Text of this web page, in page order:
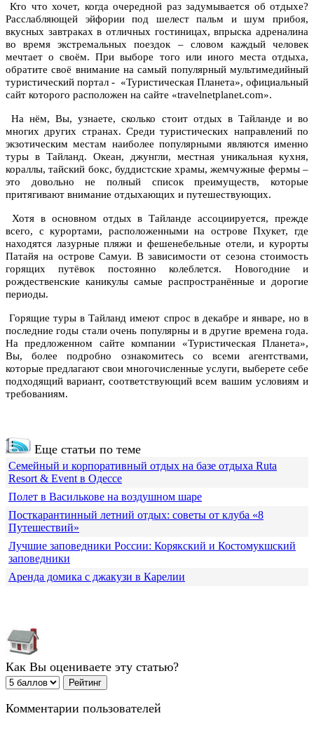
Кто что хочет, когда очередной раз задумывается об отдыхе?
Расслабляющей эйфории под шелест пальм и шум прибоя,
вкусных завтраках в отличных гостиницах, впрыска адреналина
во время экстремальных поездок – словом каждый человек
мечтает о своём. При выборе того или иного места отдыха,
обратите своё внимание на самый популярный мультимедийный
туристический портал - «Туристическая Планета», официальный
сайт которого расположен на сайте «travelnetplanet.com».
На нём, Вы, узнаете,сколько стоит отдых в Тайланде и во
многих других странах. Среди туристических направлений по
экзотическим местам наиболее популярными являются именно
туры в Тайланд. Океан, джунгли, местная уникальная кухня,
кораллы, тайский бокс, буддистские храмы, жемчужные фермы –
это довольно не полный список преимуществ, которые
притягивают внимание отдыхающих и путешествующих.
Хотя в основном отдых в Тайланде ассоциируется, прежде
всего, с курортами, расположенными на острове Пхукет, где
находятся лазурные пляжи и фешенебельные отели, и курорты
Патайя на острове Самуи. В зависимости от сезона стоимость
горящих путёвок постоянно колеблется. Новогодние и
рождественские каникулы самые распространённые и дорогие
периоды.
Горящие туры в Тайланд имеют спрос в декабре и январе, но в
последние годы стали очень популярны и в другие времена года.
На предложенном сайте компании «Туристическая Планета»,
Вы, более подробно ознакомитесь со всеми агентствами,
которые предлагают свои многочисленные услуги, выберете себе
подходящий вариант, соответствующий всем вашим условиям и
требованиям.
Еще статьи по теме
Семейный и корпоративный отдых на базе отдыха Ruta
Resort & Event в Одессе
Полет в Василькове на воздушном шаре
Посткарантинный летний отдых: советы от клуба «8
Путешествий»
Лучшие заповедники России: Корякский и Костомукшский
заповедники
Аренда домика с джакузи в Карелии
Как Вы оцениваете эту статью?
Комментарии пользователей